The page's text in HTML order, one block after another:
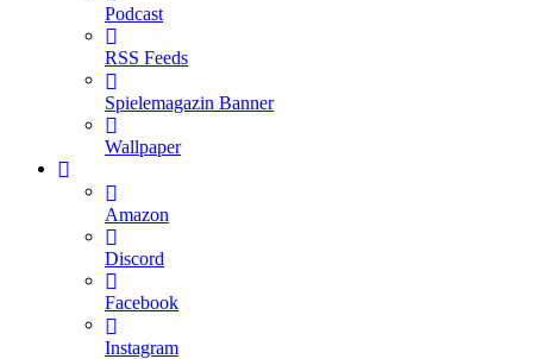
Podcast
RSS Feeds
Spielemagazin Banner
Wallpaper
Amazon
Discord
Facebook
Instagram